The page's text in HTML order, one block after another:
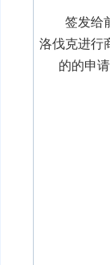
签发给
洛伐克进行
的的申